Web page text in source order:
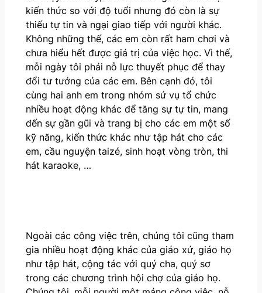
kiến thức so với độ tuổi nhưng đó còn là sự
thiếu tự tin và ngại giao tiếp với người khác.
Không những thế, các em còn rất ham chơi và
chưa hiểu hết được giá trị của việc học. Vì thế,
mỗi ngày tôi phải nỗ lực thuyết phục để thay
đổi tư tưởng của các em. Bên cạnh đó, tôi
cùng hai anh em trong nhóm sứ vụ tổ chức
nhiều hoạt động khác để tăng sự tự tin, mang
đến sự gần gũi và trang bị cho các em một số
kỹ năng, kiến thức khác như tập hát cho các
em, cầu nguyện taizé, sinh hoạt vòng tròn, thi
hát karaoke, …
Ngoài các công việc trên, chúng tôi cũng tham
gia nhiều hoạt động khác của giáo xứ, giáo họ
như tập hát, cộng tác với quý cha, quý sơ
trong các chương trình hội chợ của giáo họ.